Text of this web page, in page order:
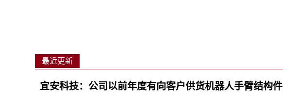
最近更新
宜安科技：公司以前年度有向客户供货机器人手臂结构件